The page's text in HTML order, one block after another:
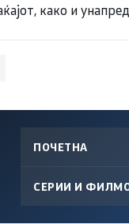
како и
ПОЧЕТНА
СЕРИИ И